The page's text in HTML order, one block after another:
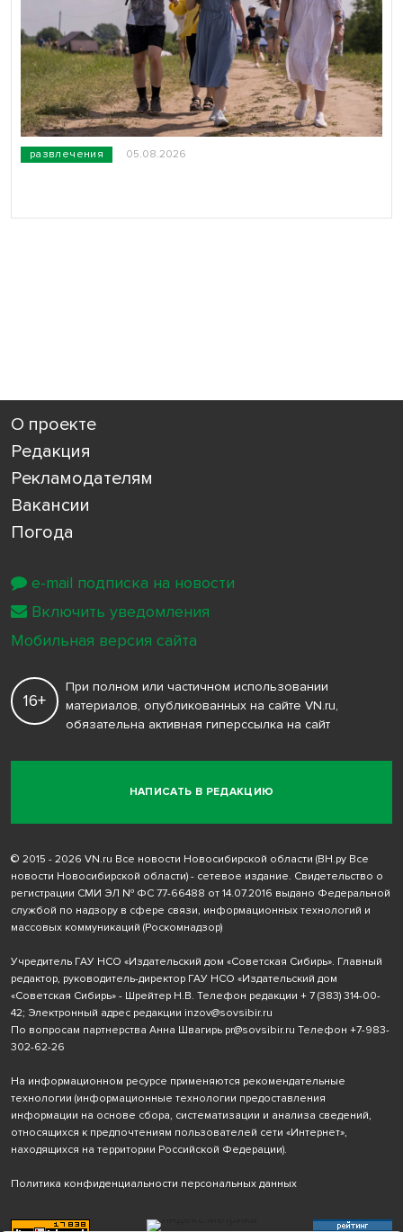
развлечения 05.08.2026
О проекте
Редакция
Рекламодателям
Вакансии
Погода
НАПИСАТЬ В РЕДАКЦИЮ
16+
При полном или частичном использовании
материалов, опубликованных на сайте VN.ru,
обязательна активная гиперссылка на сайт
© 2015 - 2026 VN.ru Все новости Новосибирской области (ВН.ру Все
новости Новосибирской области) - сетевое издание. Свидетельство о
регистрации СМИ ЭЛ № ФС 77-66488 от 14.07.2016 выдано Федеральной
службой по надзору в сфере связи, информационных технологий и
массовых коммуникаций (Роскомнадзор)
Учредитель ГАУ НСО «Издательский дом «Советская Сибирь». Главный
редактор, руководитель-директор ГАУ НСО «Издательский дом
«Советская Сибирь» - Шрейтер Н.В. Телефон редакции + 7 (383) 314-00-
42; Электронный адрес редакции inzov@sovsibir.ru
По вопросам партнерства Анна Швагирь pr@sovsibir.ru Телефон +7-983-
302-62-26
На информационном ресурсе применяются рекомендательные
технологии (информационные технологии предоставления
информации на основе сбора, систематизации и анализа сведений,
относящихся к предпочтениям пользователей сети «Интернет»,
находящихся на территории Российской Федерации).
Политика конфиденциальности персональных данных
e-mail подписка на новости
Включить уведомления
Мобильная версия сайта